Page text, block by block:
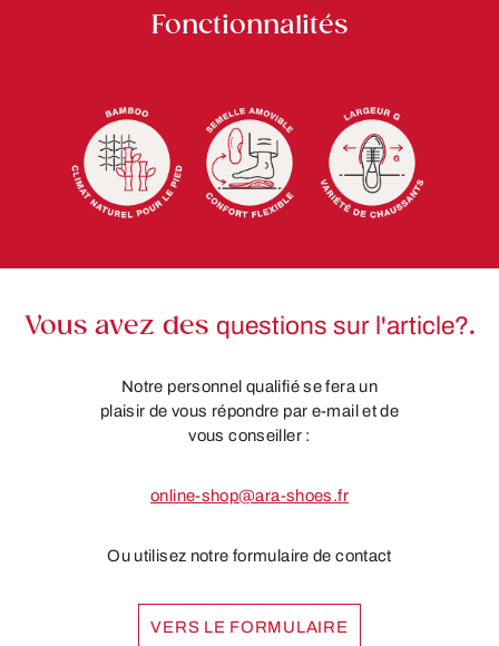
Fonctionnalités
Vous avez des questions sur l'article?.
Notre personnel qualifié se fera un
plaisir de vous répondre par e-mail et de
vous conseiller :
online-shop@ara-shoes.fr
Ou utilisez notre formulaire de contact
VERS LE FORMULAIRE